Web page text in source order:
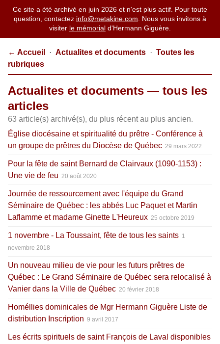
Ce site a été archivé en juin 2026 et n'est plus actif. Pour toute
question, contactez info@metakine.com . Nous vous invitons à
visiter le mémorial d'Hermann Giguère.
← Accueil · Actualites et documents · Toutes les
rubriques
Actualites et documents — tous les
articles
63 article(s) archivé(s), du plus récent au plus ancien.
Église diocésaine et spiritualité du prêtre - Conférence à
un groupe de prêtres du Diocèse de Québec 29 mars 2022
Pour la fête de saint Bernard de Clairvaux (1090-1153) :
Une vie de feu 20 août 2020
Journée de ressourcement avec l'équipe du Grand
Séminaire de Québec : les abbés Luc Paquet et Martin
Laflamme et madame Ginette L'Heureux 25 octobre 2019
1 novembre - La Toussaint, fête de tous les saints 1
novembre 2018
Un nouveau milieu de vie pour les futurs prêtres de
Québec : Le Grand Séminaire de Québec sera relocalisé à
Vanier dans la Ville de Québec 20 février 2018
Homéllies dominicales de Mgr Hermann Giguère Liste de
distribution Inscription 9 avril 2017
Les écrits spirituels de saint François de Laval disponibles